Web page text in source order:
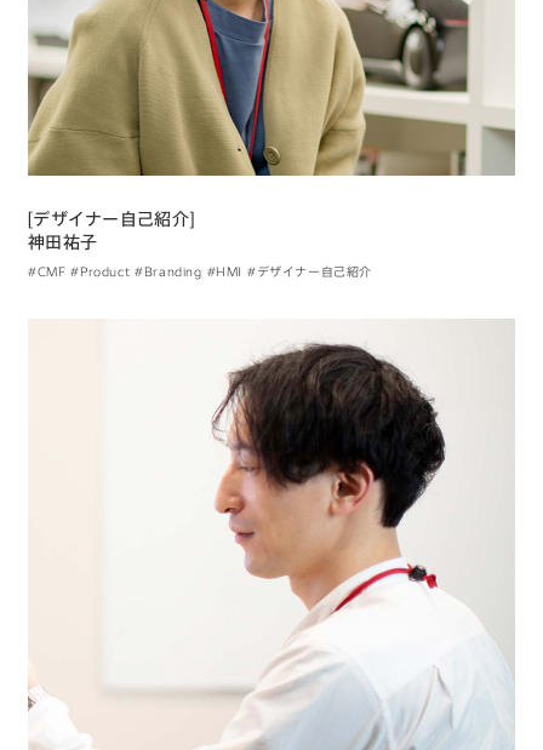
[デザイナー自己紹介]
神田祐子
#CMF #Product #Branding #HMI #デザイナー自己紹介